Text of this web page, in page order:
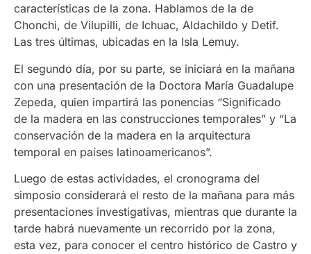
características de la zona. Hablamos de la de
Chonchi, de Vilupilli, de Ichuac, Aldachildo y Detif.
Las tres últimas, ubicadas en la Isla Lemuy.
El segundo día, por su parte, se iniciará en la mañana
con una presentación de la Doctora María Guadalupe
Zepeda, quien impartirá las ponencias “Significado
de la madera en las construcciones temporales” y “La
conservación de la madera en la arquitectura
temporal en países latinoamericanos”.
Luego de estas actividades, el cronograma del
simposio considerará el resto de la mañana para más
presentaciones investigativas, mientras que durante la
tarde habrá nuevamente un recorrido por la zona,
esta vez, para conocer el centro histórico de Castro y